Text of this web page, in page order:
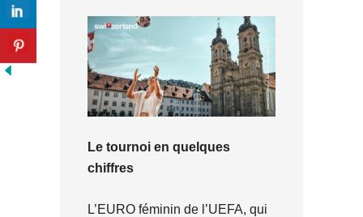
Le tournoi en quelques
chiffres
L’EURO féminin de l’UEFA, qui